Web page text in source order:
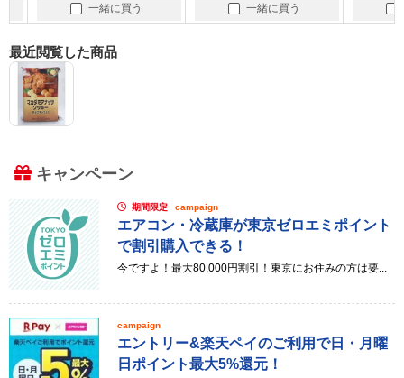
一緒に買う 一緒に買う 一
最近閲覧した商品
キャンペーン
期間限定 campaign
エアコン・冷蔵庫が東京ゼロエミポイント
で割引購入できる！
今ですよ！最大80,000円割引！東京にお住みの方は要...
campaign
エントリー&楽天ペイのご利用で日・月曜
日ポイント最大5%還元！